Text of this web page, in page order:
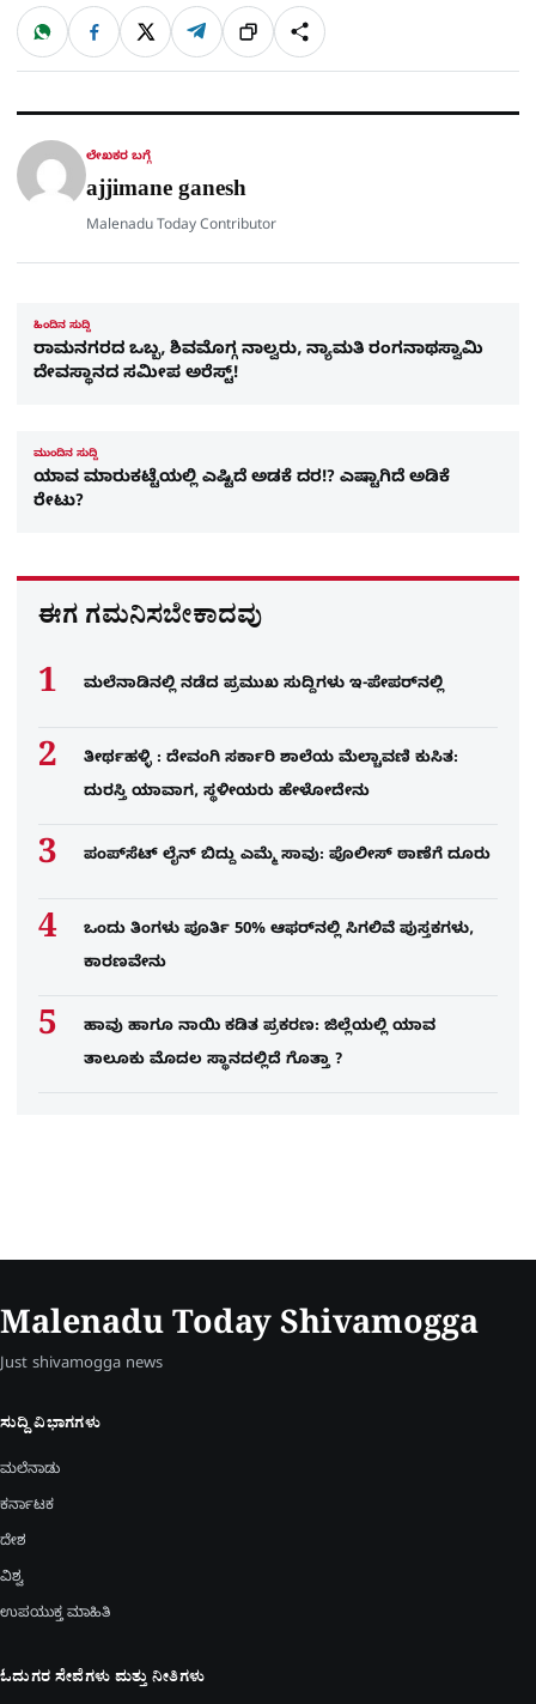
ಹಂಚಿಕೊಳ್ಳಿ
W
a
t
p
p
F
c
e
o
k
X T
l
e
a
m
ಲಿಂ
ಕ್
S
h
a
ಲೇಖಕರ ಬಗ್ಗೆ
ajjimane ganesh
Malenadu Today Contributor
ಹಿಂದಿನ ಸುದ್ದಿ
ರಾಮನಗರದ ಒಬ್ಬ, ಶಿವಮೊಗ್ಗ ನಾಲ್ವರು, ನ್ಯಾಮತಿ ರಂಗನಾಥಸ್ವಾಮಿ
ದೇವಸ್ಥಾನದ ಸಮೀಪ ಅರೆಸ್ಟ್!
ಮುಂದಿನ ಸುದ್ದಿ
ಯಾವ ಮಾರುಕಟ್ಟೆಯಲ್ಲಿ ಎಷ್ಟಿದೆ ಅಡಕೆ ದರ!? ಎಷ್ಟಾಗಿದೆ ಅಡಿಕೆ
ರೇಟು?
ಈಗ ಗಮನಿಸಬೇಕಾದವು
ಮಲೆನಾಡಿನಲ್ಲಿ ನಡೆದ ಪ್ರಮುಖ ಸುದ್ದಿಗಳು ಇ-ಪೇಪರ್​​​​ನಲ್ಲಿ
ತೀರ್ಥಹಳ್ಳಿ : ದೇವಂಗಿ ಸರ್ಕಾರಿ ಶಾಲೆಯ ಮೆಲ್ಚಾವಣಿ ಕುಸಿತ:
ದುರಸ್ತಿ ಯಾವಾಗ, ಸ್ಥಳೀಯರು ಹೇಳೋದೇನು
ಪಂಪ್‌ಸೆಟ್ ಲೈನ್ ಬಿದ್ದು ಎಮ್ಮೆ ಸಾವು: ಪೊಲೀಸ್ ಠಾಣೆಗೆ ದೂರು
ಒಂದು ತಿಂಗಳು ಪೂರ್ತಿ 50% ಆಫರ್​ನಲ್ಲಿ ಸಿಗಲಿವೆ ಪುಸ್ತಕಗಳು,
ಕಾರಣವೇನು
ಹಾವು ಹಾಗೂ ನಾಯಿ ಕಡಿತ ಪ್ರಕರಣ: ಜಿಲ್ಲೆಯಲ್ಲಿ ಯಾವ
ತಾಲೂಕು ಮೊದಲ ಸ್ಥಾನದಲ್ಲಿದೆ ಗೊತ್ತಾ ?
Malenadu Today Shivamogga
Just shivamogga news
ಸುದ್ದಿ ವಿಭಾಗಗಳು
ಮಲೆನಾಡು
ಕರ್ನಾಟಕ
ದೇಶ
ವಿಶ್ವ
ಉಪಯುಕ್ತ ಮಾಹಿತಿ
ಓದುಗರ ಸೇವೆಗಳು ಮತ್ತು ನೀತಿಗಳು